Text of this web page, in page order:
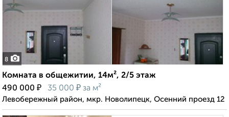
8
Комната в общежитии, 14м², 2/5 этаж
490 000 ₽ 35 000 ₽ за м²
Левобережный район, мкр. Новолипецк, Осенний проезд 12